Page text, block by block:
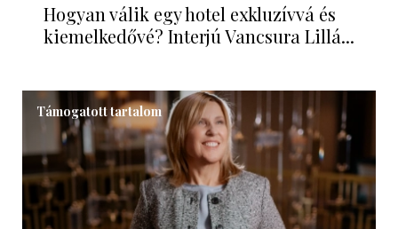
Hogyan válik egy hotel exkluzívvá és
kiemelkedővé? Interjú Vancsura Lillá...
Támogatott tartalom